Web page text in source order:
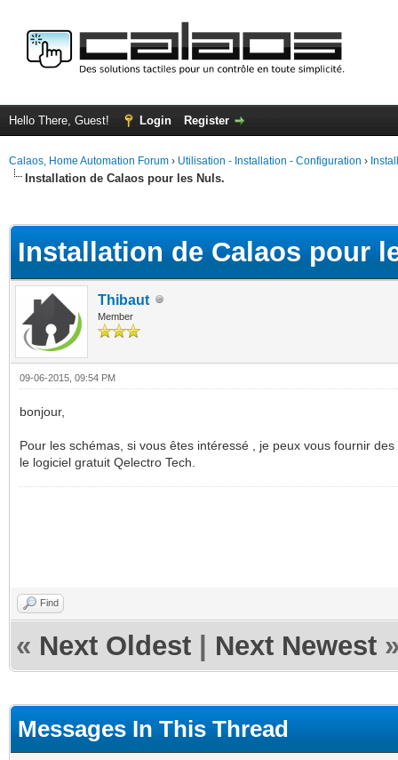
Hello There, Guest! Login Register
Calaos, Home Automation Forum › Utilisation - Installation - Configuration ›
Installation de Calaos pour les Nuls.
Installation de Calaos pour
Thibaut
Member
09-06-2015, 09:54 PM
bonjour,
Pour les schémas, si vous êtes intéressé , je peux vous fournir
le logiciel gratuit Qelectro Tech.
Find
« Next Oldest Next Newest
Messages In This Thread